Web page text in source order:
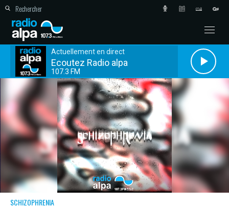
Actuellement en direct
Ecoutez Radio alpa
107.3 FM
SCHIZOPHRENIA